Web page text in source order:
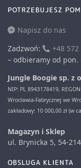
POTRZEBUJESZ
Napisz do nas
Zadzwoń:
+48
– odbieramy od pon.
Jungle Boogie sp. z
NIP: PL 8943178419,
Wrocławia-Fabrycznej we
zakładowy: 10 000,00 zł (w
Magazyn i Sklep
ul. Brynicka 5, 54-
OBSLUGA KLIENTA